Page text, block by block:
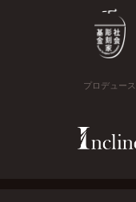
プロデュース